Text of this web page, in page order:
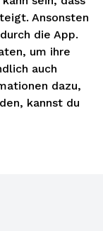
Ansonsten
die App.
um ihre
auch
dazu,
kannst du